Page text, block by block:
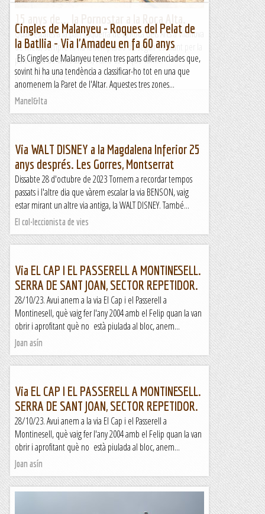
Quan escales a la part esquerra de la Roca dels Arcs a Vilanova
de Meià, sempre hi ha la temptació de seguir escalant per la
part dreta de la Roca Alta, i això és el que vam...
Romàntic Guerrer
Cingles de Malanyeu - Roques del Pelat de
la Batllia - Via l'Amadeu en fa 60 anys
Els Cingles de Malanyeu tenen tres parts diferenciades que,
sovint hi ha una tendència a classificar-ho tot en una que
anomenem la Paret de l'Altar. Aquestes tres zones...
Manel&Ita
Via WALT DISNEY a la Magdalena Inferior 25
anys després. Les Gorres, Montserrat
Dissabte 28 d'octubre de 2023 Tornem a recordar tempos
passats i l'altre dia que vàrem escalar la via BENSON, vaig
estar mirant un altre via antiga, la WALT DISNEY. També...
El col·leccionista de vies
Via EL CAP I EL PASSERELL A MONTINESELL.
SERRA DE SANT JOAN, SECTOR REPETIDOR.
28/10/23. Avui anem a la via El Cap i el Passerell a
Montinesell, què vaig fer l'any 2004 amb el Felip quan la van
obrir i aprofitant què no està piulada al bloc, anem...
Joan asín
Via EL CAP I EL PASSERELL A MONTINESELL.
SERRA DE SANT JOAN, SECTOR REPETIDOR.
28/10/23. Avui anem a la via El Cap i el Passerell a
Montinesell, què vaig fer l'any 2004 amb el Felip quan la van
obrir i aprofitant què no està piulada al bloc, anem...
Joan asín